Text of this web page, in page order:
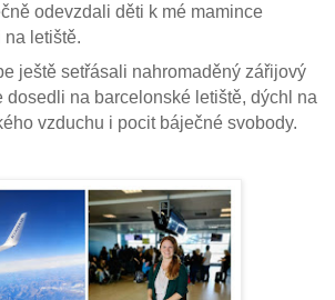
odevzdali děti k mé mamince
na letiště.
ještě setřásali nahromaděný zářijový
dosedli na barcelonské letiště, dýchl na
vzduchu i pocit báječné svobody.